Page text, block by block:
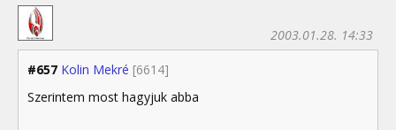
#657 Kolin Mekré [6614]
2003.01.28. 14:33
Szerintem most hagyjuk abba